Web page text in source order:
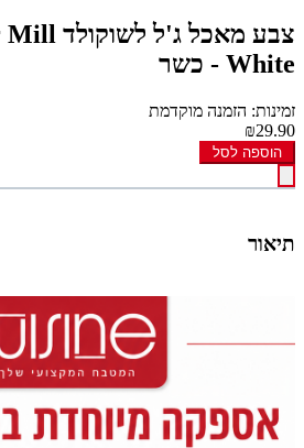
White - כשר
זמינות: הזמנה מוקדמת
₪29.90
הוספה לסל
תיאור